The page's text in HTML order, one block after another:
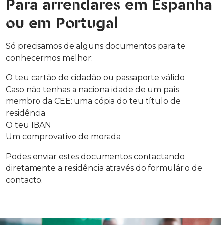
Para arrendares em Espanha
ou em Portugal
Só precisamos de alguns documentos para te
conhecermos melhor:
O teu cartão de cidadão ou passaporte válido
Caso não tenhas a nacionalidade de um país
membro da CEE: uma cópia do teu título de
residência
O teu IBAN
Um comprovativo de morada
Podes enviar estes documentos contactando
diretamente a residência através do formulário de
contacto.